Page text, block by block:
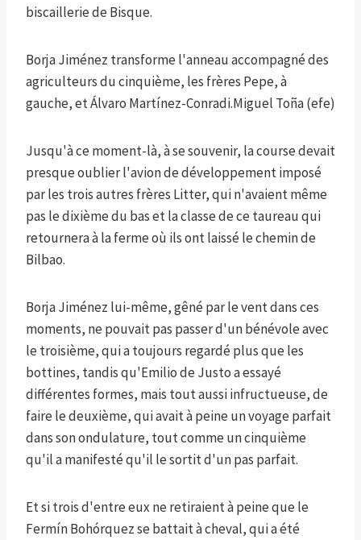
biscaillerie de Bisque.
Borja Jiménez transforme l'anneau accompagné des
agriculteurs du cinquième, les frères Pepe, à
gauche, et Álvaro Martínez-Conradi.Miguel Toña (efe)
Jusqu'à ce moment-là, à se souvenir, la course devait
presque oublier l'avion de développement imposé
par les trois autres frères Litter, qui n'avaient même
pas le dixième du bas et la classe de ce taureau qui
retournera à la ferme où ils ont laissé le chemin de
Bilbao.
Borja Jiménez lui-même, gêné par le vent dans ces
moments, ne pouvait pas passer d'un bénévole avec
le troisième, qui a toujours regardé plus que les
bottines, tandis qu'Emilio de Justo a essayé
différentes formes, mais tout aussi infructueuse, de
faire le deuxième, qui avait à peine un voyage parfait
dans son ondulature, tout comme un cinquième
qu'il a manifesté qu'il le sortit d'un pas parfait.
Et si trois d'entre eux ne retiraient à peine que le
Fermín Bohórquez se battait à cheval, qui a été